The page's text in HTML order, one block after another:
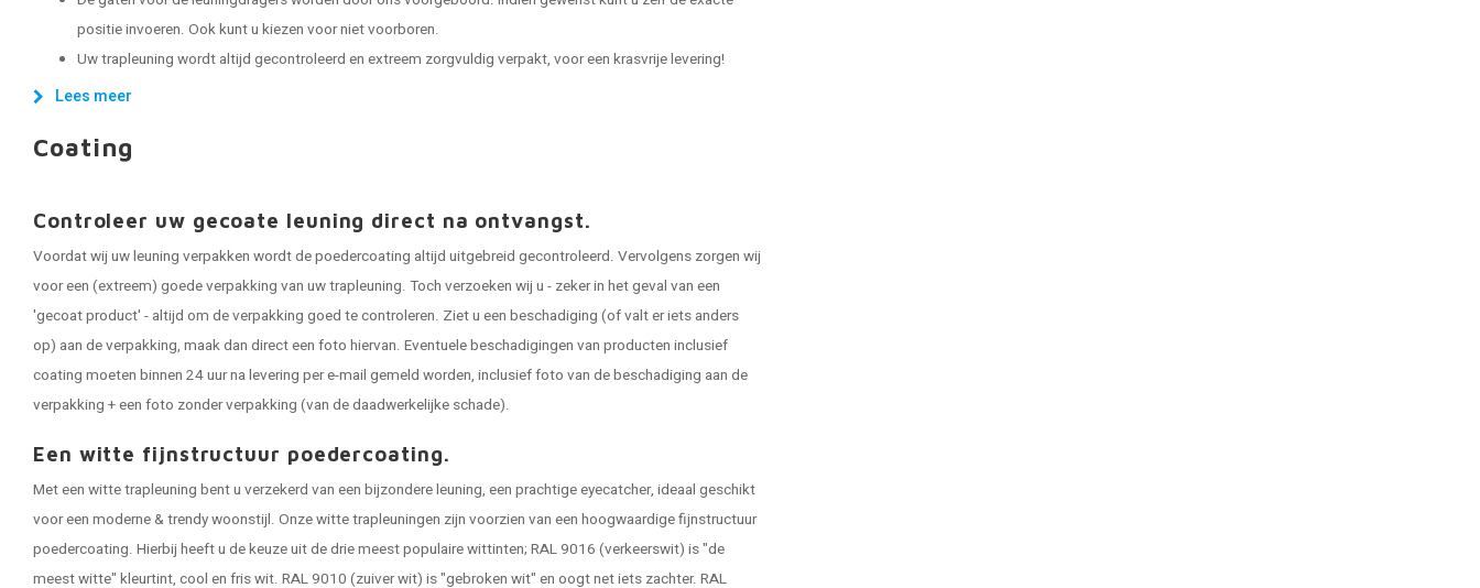
positie invoeren. Ook kunt u kiezen voor niet voorboren.
Uw trapleuning wordt altijd gecontroleerd en extreem zorgvuldig verpakt, voor een krasvrije levering!
Lees meer
Coating
Controleer uw gecoate leuning direct na ontvangst.
Voordat wij uw leuning verpakken wordt de poedercoating altijd uitgebreid gecontroleerd. Vervolgens zorgen wij
voor een (extreem) goede verpakking van uw trapleuning. Toch verzoeken wij u - zeker in het geval van een
'gecoat product' - altijd om de verpakking goed te controleren. Ziet u een beschadiging (of valt er iets anders
op) aan de verpakking, maak dan direct een foto hiervan. Eventuele beschadigingen van producten inclusief
coating moeten binnen 24 uur na levering per e-mail gemeld worden, inclusief foto van de beschadiging aan de
verpakking + een foto zonder verpakking (van de daadwerkelijke schade).
Een witte fijnstructuur poedercoating.
Met een witte trapleuning bent u verzekerd van een bijzondere leuning, een prachtige eyecatcher, ideaal geschikt
voor een moderne & trendy woonstijl. Onze witte trapleuningen zijn voorzien van een hoogwaardige fijnstructuur
poedercoating. Hierbij heeft u de keuze uit de drie meest populaire wittinten; RAL 9016 (verkeerswit) is "de
meest witte" kleurtint, cool en fris wit. RAL 9010 (zuiver wit) is "gebroken wit" en oogt net iets zachter. RAL